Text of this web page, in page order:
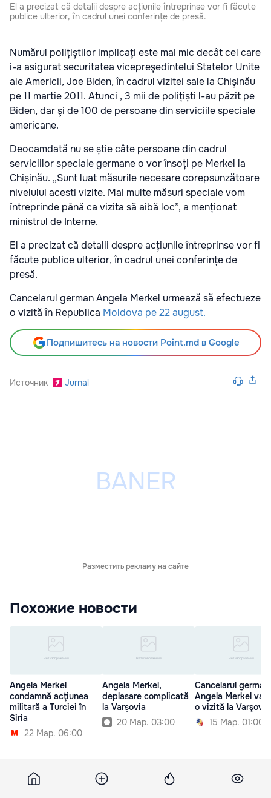
El a precizat că detalii despre acțiunile întreprinse vor fi făcute
publice ulterior, în cadrul unei conferințe de presă.
Numărul polițiștilor implicați este mai mic decât cel care
i-a asigurat securitatea vicepreşedintelui Statelor Unite
ale Americii, Joe Biden, în cadrul vizitei sale la Chişinău
pe 11 martie 2011. Atunci , 3 mii de polițiști l-au păzit pe
Biden, dar şi de 100 de persoane din serviciile speciale
americane.
Deocamdată nu se știe câte persoane din cadrul
serviciilor speciale germane o vor însoți pe Merkel la
Chișinău. „Sunt luat măsurile necesare corepsunzătoare
nivelului acesti vizite. Mai multe măsuri speciale vom
întreprinde până ca vizita să aibă loc”, a menționat
ministrul de Interne.
El a precizat că detalii despre acțiunile întreprinse vor fi
făcute publice ulterior, în cadrul unei conferințe de
presă.
Cancelarul german Angela Merkel urmează să efectueze
o vizită în Republica Moldova pe 22 august.
Подпишитесь на новости Point.md в Google
Источник Jurnal
Разместить рекламу на сайте
Похожие новости
Angela Merkel
condamnă acţiunea
militară a Turciei în
Siria
22 Мар. 06:00
Angela Merkel,
deplasare complicată
la Varșovia
20 Мар. 03:00
Cancelarul german
Angela Merkel va
o vizită la
15 Мар. 01:00